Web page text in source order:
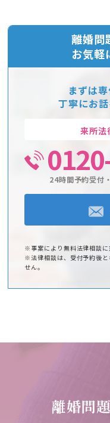
離婚問
お気軽
まずは
丁寧にお話
来所法
24時間予約受付
※事案により無料法律相談に
※法律相談は、受付予約後
せん。
離婚問